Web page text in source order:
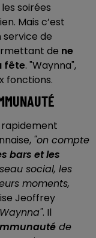
soirées
Mais c’est
de
de ne
fête. "Waynna",
fonctions.
"on compte
bars et les
social, les
moments,
Jeoffrey
. Il
de